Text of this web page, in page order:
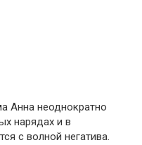
Анна неоднократно
нарядах и в
с волной негатива.